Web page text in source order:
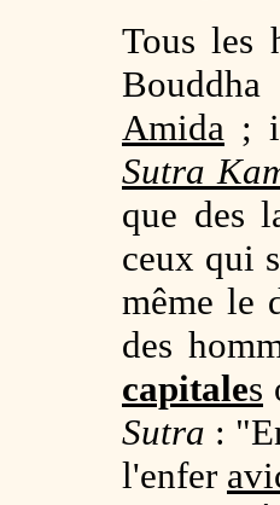
Tous les
Amida ;
Sutra
que des
ceux qui
même le
des
capitales
Sutra :
l'enfer